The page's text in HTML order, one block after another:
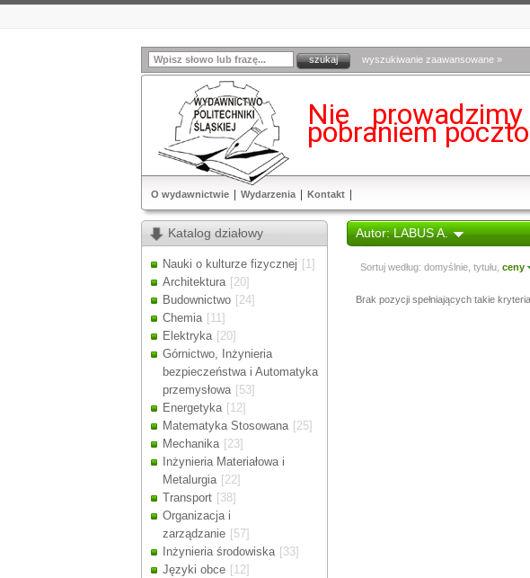
wyszukiwanie zaawansowane »
Nie
pobraniem
Drodzy Klienci!
O wydawnictwie Wydarzenia Kontakt
Katalog działowy
Nauki o kulturze fizycznej [1]
Architektura [20]
Budownictwo [24]
Chemia [11]
Elektryka [20]
Górnictwo, Inżynieria
bezpieczeństwa i Automatyka
przemysłowa [53]
Energetyka [12]
Matematyka Stosowana [25]
Mechanika [23]
Inżynieria Materiałowa i
Metalurgia [22]
Transport [38]
Organizacja i
zarządzanie [57]
Inżynieria środowiska [33]
Języki obce [12]
Autor: LABUS A.
Sortuj według: domyślnie, tytułu, ceny
Brak pozycji spełniających takie kryteria.